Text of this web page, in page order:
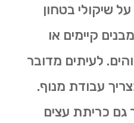
שיקולי בטחון
קיימים או
לעיתים מדובר
עבודת מנוף.
גם כריתת עצים